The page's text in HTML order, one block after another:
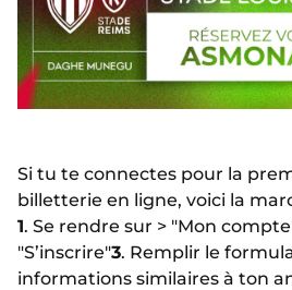
Si tu te connectes pour la
billetterie en ligne, voici la
1. Se rendre sur > "Mon
"S’inscrire"3. Remplir le
informations similaires à ton